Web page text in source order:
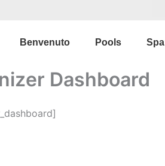
Benvenuto Pools Spa
Dashboard